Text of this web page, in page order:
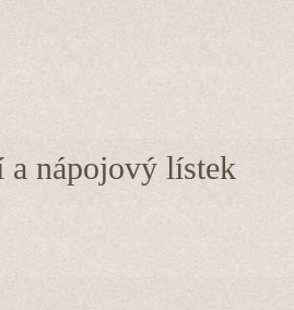
a nápojový lístek